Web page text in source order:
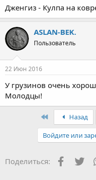
Дженгиз - Кулпа на
ASLAN-BEK.
Пользователь
22 Июн 2016
У грузинов очень
Молодцы!
Назад
Войдите или
Поделиться: